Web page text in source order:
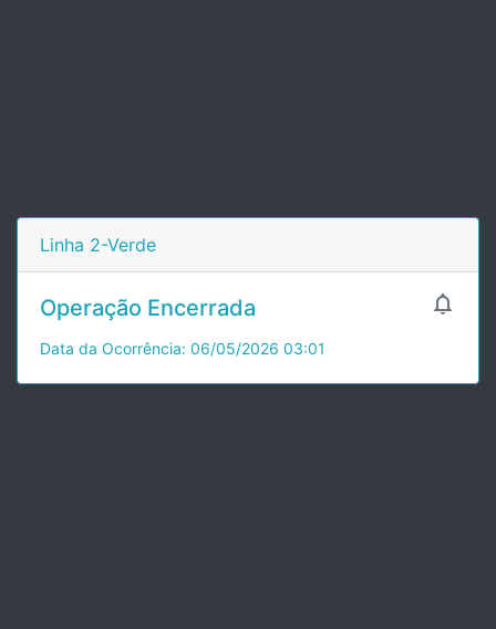
Linha 2-Verde

Operação Encerrada
Data da Ocorrência: 06/05/2026 03:01